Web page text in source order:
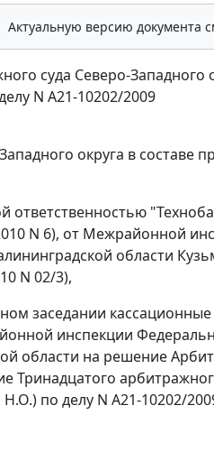
Актуальную версию документа
суда Северо-Западного
N А21-10202/2009
округа в составе
ответственностью
N 6), от Межрайонной
области
N 02/3),
заседании
инспекции
области на решение
по делу N А21-10202/